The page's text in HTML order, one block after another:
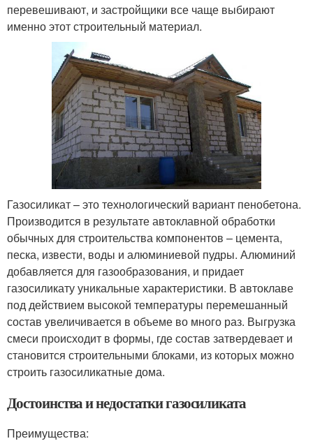
перевешивают, и застройщики все чаще выбирают
именно этот строительный материал.
Газосиликат – это технологический вариант пенобетона.
Производится в результате автоклавной обработки
обычных для строительства компонентов – цемента,
песка, извести, воды и алюминиевой пудры. Алюминий
добавляется для газообразования, и придает
газосиликату уникальные характеристики. В автоклаве
под действием высокой температуры перемешанный
состав увеличивается в объеме во много раз. Выгрузка
смеси происходит в формы, где состав затвердевает и
становится строительными блоками, из которых можно
строить газосиликатные дома.
Достоинства и недостатки газосиликата
Преимущества: